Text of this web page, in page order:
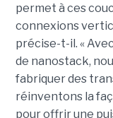
permet à ces
connexions
précise-t-il. «
de nanostack,
fabriquer des
réinventons la
pour offrir une